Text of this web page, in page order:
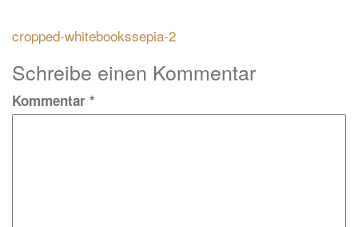
Beitragsnavigation
cropped-whitebookssepia-2
Schreibe einen Kommentar
Kommentar *